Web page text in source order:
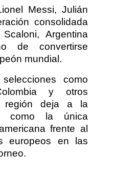
Messi, Julián
consolidada
Argentina
de convertirse
mundial.
como
y otros
región deja a la
como la única
frente al
europeos en las